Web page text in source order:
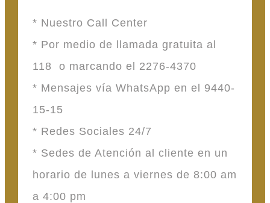
* Nuestro Call Center
* Por medio de llamada gratuita al
118 o marcando el 2276-4370
* Mensajes vía WhatsApp en el 9440-
15-15
* Redes Sociales 24/7
* Sedes de Atención al cliente en un
horario de lunes a viernes de 8:00 am
a 4:00 pm